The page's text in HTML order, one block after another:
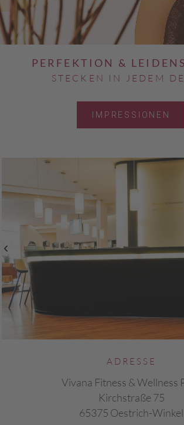
PERFEKTION &
STECKEN IN JEDEM
IMPRESSIONEN
ADRESSE
Vivana Fitness & Wellness
Kirchstraße 75
65375 Oestrich-Winkel